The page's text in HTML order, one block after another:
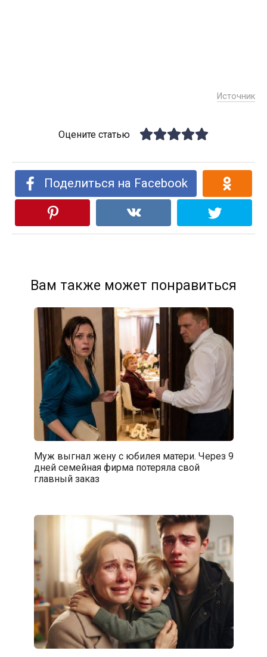
Источник
Оцените статью
Поделиться на Facebook
Вам также может понравиться
Муж выгнал жену с юбилея матери. Через 9
дней семейная фирма потеряла свой
главный заказ